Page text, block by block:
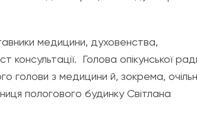
медицини, духовенства,
консультації. Голова опікунської
голови з медицини й, зокрема,
пологового будинку Світлана